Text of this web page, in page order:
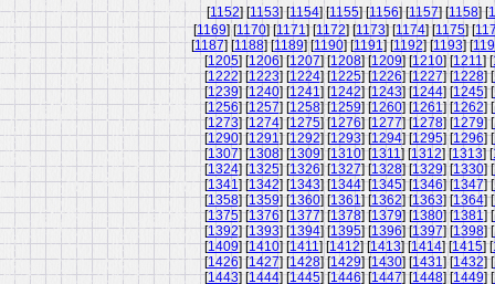
[1152] [1153] [1154] [1155] [1156] [1157] [1158] [
[1169] [1170] [1171] [1172] [1173] [1174] [1175] [
[1187] [1188] [1189] [1190] [1191] [1192] [1193] [
[1205] [1206] [1207] [1208] [1209] [1210] [1211] [
[1222] [1223] [1224] [1225] [1226] [1227] [1228] [
[1239] [1240] [1241] [1242] [1243] [1244] [1245] [
[1256] [1257] [1258] [1259] [1260] [1261] [1262] [
[1273] [1274] [1275] [1276] [1277] [1278] [1279] [
[1290] [1291] [1292] [1293] [1294] [1295] [1296] [
[1307] [1308] [1309] [1310] [1311] [1312] [1313] [
[1324] [1325] [1326] [1327] [1328] [1329] [1330] [
[1341] [1342] [1343] [1344] [1345] [1346] [1347] [
[1358] [1359] [1360] [1361] [1362] [1363] [1364] [
[1375] [1376] [1377] [1378] [1379] [1380] [1381] [
[1392] [1393] [1394] [1395] [1396] [1397] [1398] [
[1409] [1410] [1411] [1412] [1413] [1414] [1415] [
[1426] [1427] [1428] [1429] [1430] [1431] [1432] [
[1443] [1444] [1445] [1446] [1447] [1448] [1449] [